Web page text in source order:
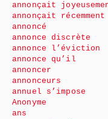
annonçait
annonçait récemment
annoncé
annonce discrète
annonce l’éviction
annonce qu’il
annoncer
annonceurs
annuel s’impose
Anonyme
ans